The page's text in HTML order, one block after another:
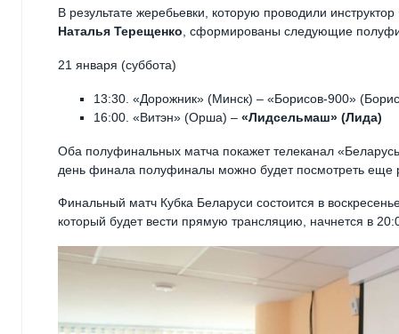
В результате жеребьевки, которую проводили
Наталья Терещенко, сформированы следующие
21 января (суббота)
13:30. «Дорожник» (Минск) – «Борисов-900»
16:00. «Витэн» (Орша) – «Лидсельмаш» (Лида)
Оба полуфинальных матча покажет телеканал
день финала полуфиналы можно будет посмотреть еще
Финальный матч Кубка Беларуси состоится в
который будет вести прямую трансляцию, начнется в